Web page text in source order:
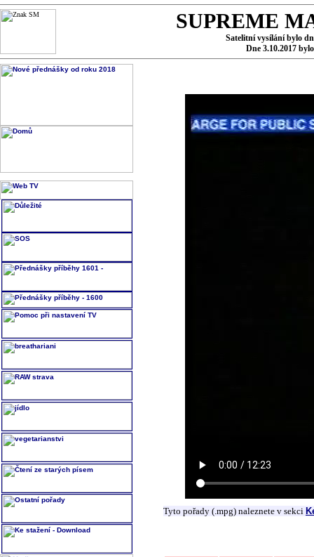
SUPREME
Satelitní vysílání bylo
Dne 3.10.2017
Tyto pořady (.mpg) naleznete v sekci